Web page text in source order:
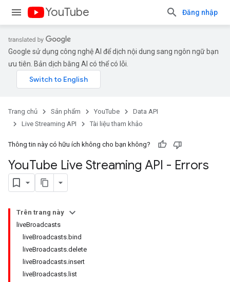
YouTube Đăng nhập
Google sử dụng công nghệ AI để dịch nội dung sang ngôn ngữ bạn
ưu tiên. Bản dịch bằng AI có thể có lỗi.
Trang chủ Sản phẩm YouTube
Data API
Live Streaming API
Tài liệu tham khảo
Thông tin này có hữu ích không cho bạn không?
YouTube Live Streaming API - Errors
Trên trang này
liveBroadcasts
liveBroadcasts.bind
liveBroadcasts.delete
liveBroadcasts.insert
liveBroadcasts.list